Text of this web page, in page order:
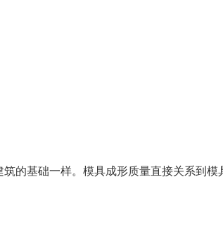
的基础一样。模具成形质量直接关系到